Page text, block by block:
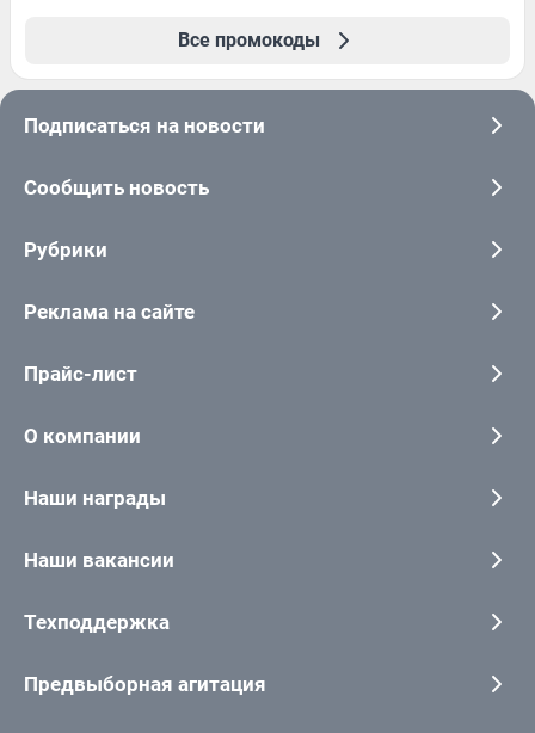
Все промокоды
Подписаться на новости
Сообщить новость
Рубрики
Реклама на сайте
Прайс-лист
О компании
Наши награды
Наши вакансии
Техподдержка
Предвыборная агитация